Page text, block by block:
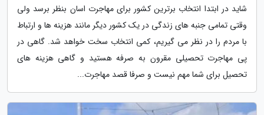
شاید در ابتدا انتخاب برترین کشور برای مهاجرت اسان بنظر برسد ولی
وقتی تمامی جنبه های زندگی در یک کشور دیگر مانند هزینه ها و ارتباط
با مردم را در نظر می گیریم، کمی انتخاب سخت خواهد شد. گاهی در
پی مهاجرت تحصیلی مقرون به صرفه هستید و گاهی هزینه های
تحصیل برای شما مهم نیست و صرفا قصد مهاجرت...